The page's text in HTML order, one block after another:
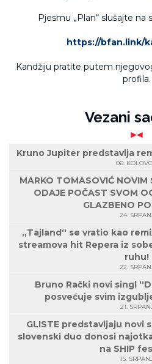
Pjesmu „Plan“ slušajte na
https://bfan.link/
Kandžiju pratite putem
profila.
Vezani
Kruno Jupiter predstavlja
06.
MARKO TOMASOVIĆ
ODAJE POČAST SVOM
GLAZBENO
24.
„Tajland“ se vratio kao
streamova hit Repera iz
ruhu!
22.
Bruno Rački novi singl
posvećuje svim
21.
GLISTE predstavljaju novi
slovenski duo donosi
na SHIP
15. SRPANJ